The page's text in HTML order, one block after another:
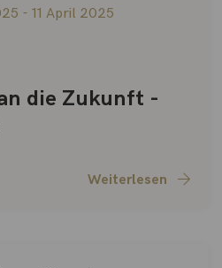
- 11 April 2025
die Zukunft -
Weiterlesen